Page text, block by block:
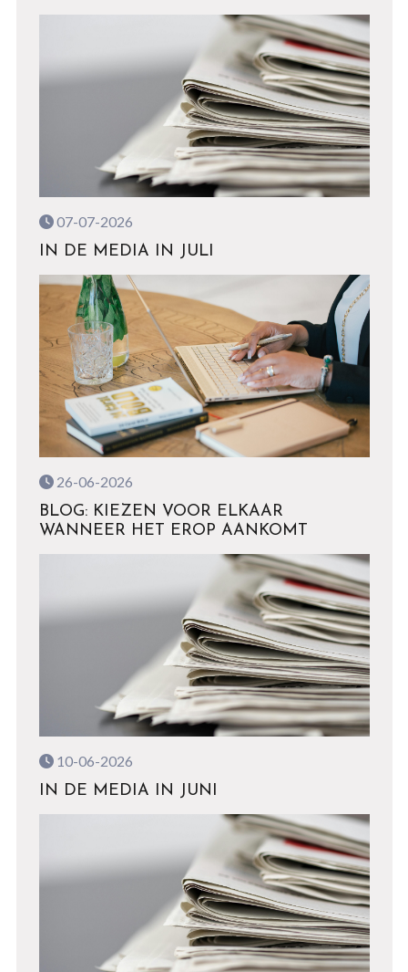
07-07-2026
IN DE MEDIA IN JULI
26-06-2026
BLOG: KIEZEN VOOR ELKAAR
WANNEER HET EROP AANKOMT
10-06-2026
IN DE MEDIA IN JUNI